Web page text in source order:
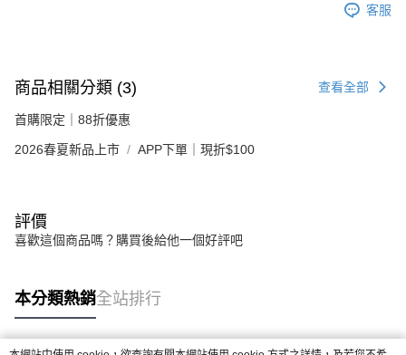
客服
商品相關分類 (3) 查看全部
首購限定｜88折優惠
2026春夏新品上市 APP下單｜現折$100
評價
喜歡這個商品嗎？購買後給他一個好評吧
本分類熱銷全站排行